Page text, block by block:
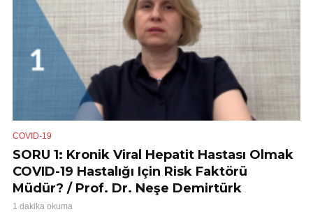
COVID-19
SORU 1: Kronik Viral Hepatit Hastası Olmak
COVID-19 Hastalığı Için Risk Faktörü
Müdür? / Prof. Dr. Neşe Demirtürk
1 dakika okuma